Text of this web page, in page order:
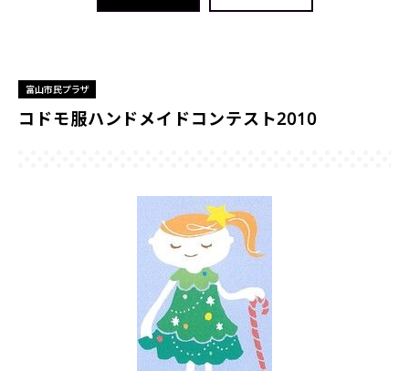
コドモ服ハンドメイドコンテスト2010
富山市民プラザ